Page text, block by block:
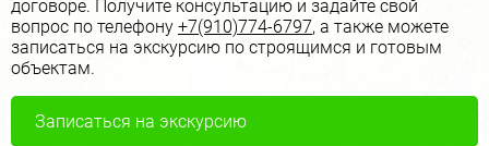
В самые сжатые сроки от 10 дней мы, бригада полного
цикла, строим качественные фундаменты и дома по
всей области под ключ, чтобы освободить Вас от
головной боли, беготни за рабочими и другими
хлопотами. Обратившись к нам, Вы гарантированно
получите качественный результат.
договоре. Получите консультацию и задайте свой
вопрос по телефону +7(910)774-6797, а также можете
записаться на экскурсию по строящимся и готовым
объектам.
Записаться на экскурсию